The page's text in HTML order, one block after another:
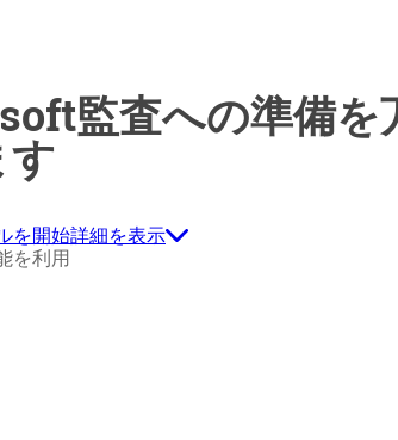
監査への準備を
を開始
を利用
詳細を表示